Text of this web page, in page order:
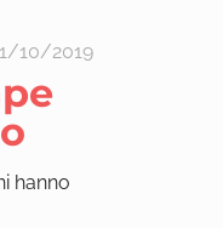
10/2019
hanno